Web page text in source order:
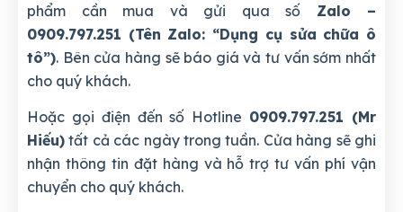
phẩm cần mua và gửi qua số Zalo –
0909.797.251 (Tên Zalo: “Dụng cụ sửa chữa ô
tô”). Bên cửa hàng sẽ báo giá và tư vấn sớm nhất
cho quý khách.
Hoặc gọi điện đến số Hotline 0909.797.251 (Mr
Hiếu) tất cả các ngày trong tuần. Cửa hàng sẽ ghi
nhận thông tin đặt hàng và hỗ trợ tư vấn phí vận
chuyển cho quý khách.